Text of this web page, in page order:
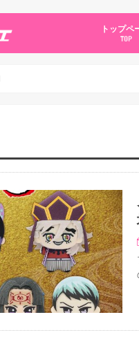
トップペ
TOP